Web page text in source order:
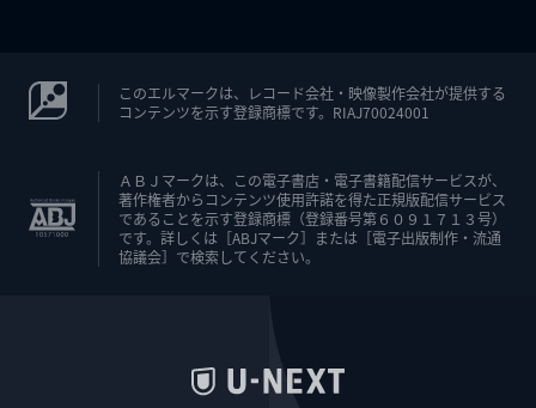
このエルマークは、レコード会社・映像製作会社が提供する
コンテンツを示す登録商標です。RIAJ70024001
ＡＢＪマークは、この電子書店・電子書籍配信サービスが、
著作権者からコンテンツ使用許諾を得た正規版配信サービス
であることを示す登録商標（登録番号第６０９１７１３号）
です。詳しくは［ABJマーク］または［電子出版制作・流通
協議会］で検索してください。